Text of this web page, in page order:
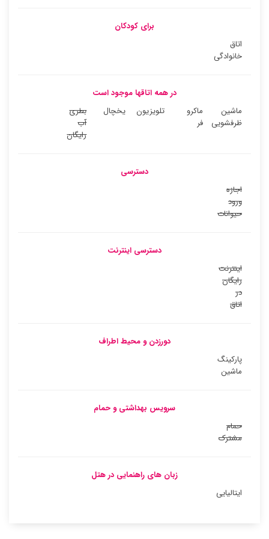
برای کودکان
اتاق
خانوادگی
در همه اتاقها موجود است
ماشین
ظرفشویی
ماکرو
فر
تلویزیون یخچال
بطری
آب
رایگان
دسترسی
اجازه
ورود
حیوانات
دسترسی اینترنت
اینترنت
رایگان
در
اتاق
دورزدن و محیط اطراف
پارکینگ
ماشین
سرویس بهداشتی و حمام
حمام
مشترک
زبان های راهنمایی در هتل
ایتالیایی